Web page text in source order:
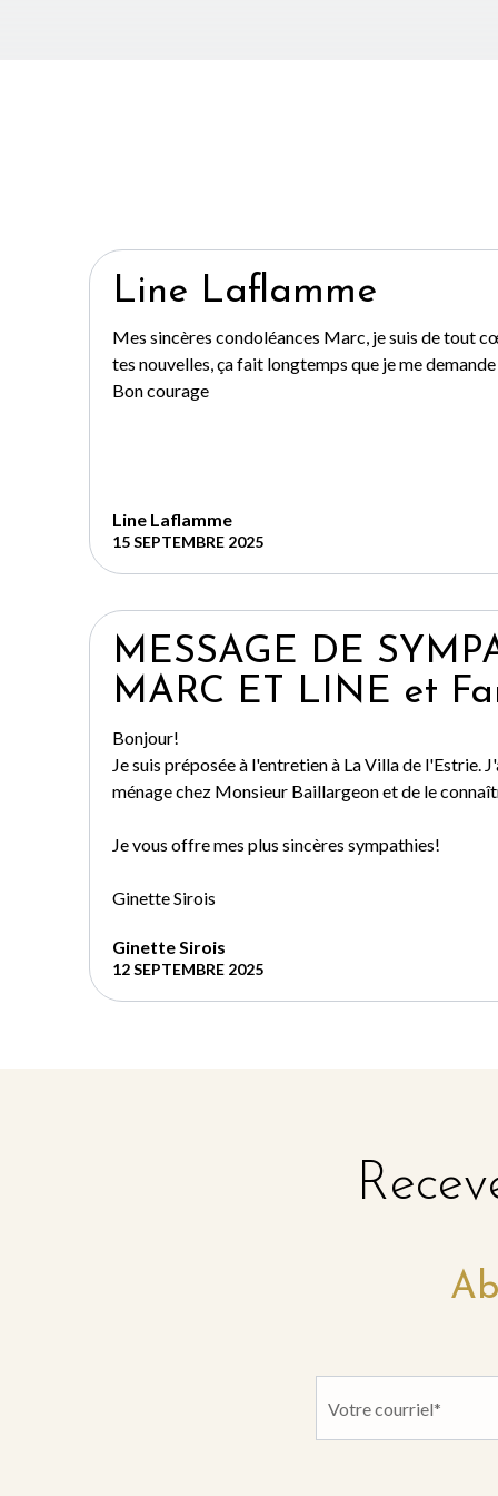
Line Laflamme
Mes sincères condoléances Marc, je suis de tout
tes nouvelles, ça fait longtemps que je me
Bon courage
Line Laflamme
15 SEPTEMBRE 2025
MESSAGE DE
MARC ET LINE et
Bonjour!
Je suis préposée à l'entretien à La Villa de l'Estrie.
ménage chez Monsieur Baillargeon et de le
Je vous offre mes plus sincères sympathies!
Ginette Sirois
Ginette Sirois
12 SEPTEMBRE 2025